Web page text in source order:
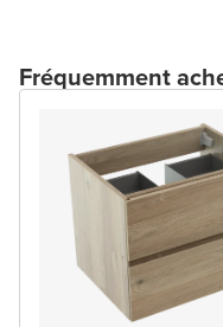
Fréquemment